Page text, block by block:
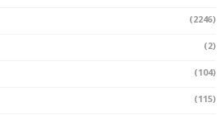
(2246)
(2)
(104)
(115)